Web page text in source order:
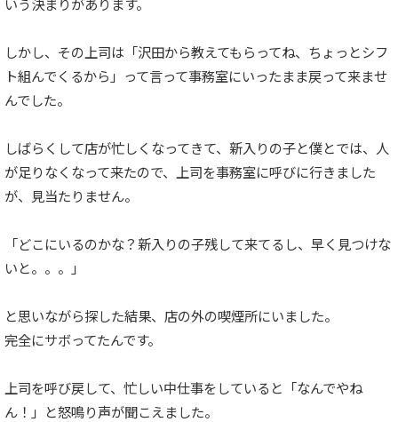
しかし、その上司は「沢田から教えてもらってね、ちょっとシフ
ト組んでくるから」って言って事務室にいったまま戻って来ませ
んでした。
しばらくして店が忙しくなってきて、新入りの子と僕とでは、人
が足りなくなって来たので、上司を事務室に呼びに行きました
が、見当たりません。
「どこにいるのかな？新入りの子残して来てるし、早く見つけな
いと。。。」
と思いながら探した結果、店の外の喫煙所にいました。
完全にサボってたんです。
上司を呼び戻して、忙しい中仕事をしていると「なんでやね
ん！」と怒鳴り声が聞こえました。